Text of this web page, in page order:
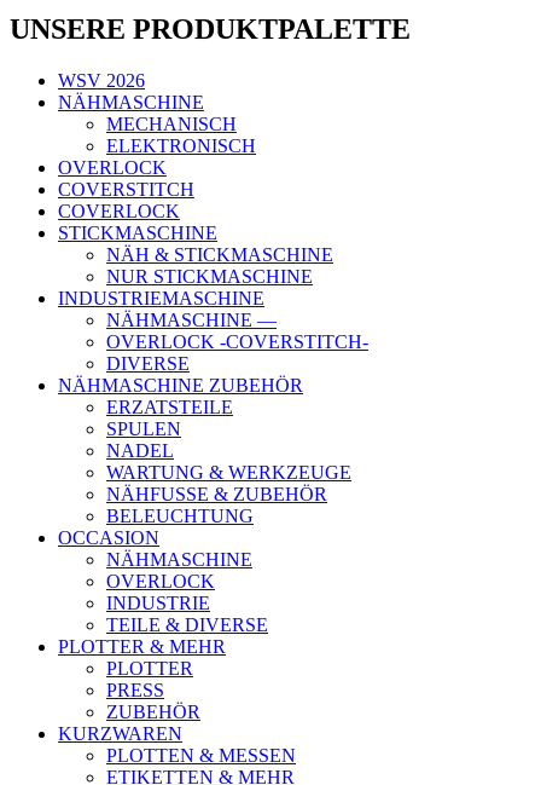
UNSERE PRODUKTPALETTE
WSV 2026
NÄHMASCHINE
MECHANISCH
ELEKTRONISCH
OVERLOCK
COVERSTITCH
COVERLOCK
STICKMASCHINE
NÄH & STICKMASCHINE
NUR STICKMASCHINE
INDUSTRIEMASCHINE
NÄHMASCHINE —
OVERLOCK -COVERSTITCH-
DIVERSE
NÄHMASCHINE ZUBEHÖR
ERZATSTEILE
SPULEN
NADEL
WARTUNG & WERKZEUGE
NÄHFUSSE & ZUBEHÖR
BELEUCHTUNG
OCCASION
NÄHMASCHINE
OVERLOCK
INDUSTRIE
TEILE & DIVERSE
PLOTTER & MEHR
PLOTTER
PRESS
ZUBEHÖR
KURZWAREN
PLOTTEN & MESSEN
ETIKETTEN & MEHR